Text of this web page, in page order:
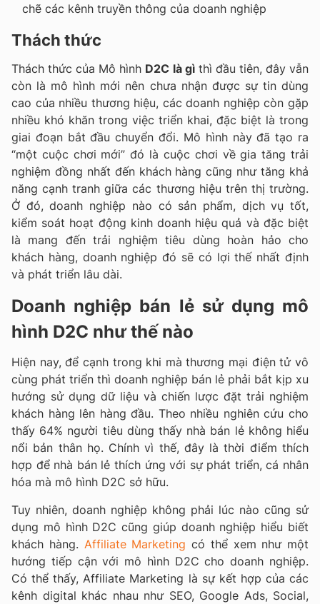
chẽ các kênh truyền thông của doanh nghiệp
Thách thức
Thách thức của Mô hình D2C là gìthì đầu tiên, đây vẫn
còn là mô hình mới nên chưa nhận được sự tin dùng
cao của nhiều thương hiệu, các doanh nghiệp còn gặp
nhiều khó khăn trong việc triển khai, đặc biệt là trong
giai đoạn bắt đầu chuyển đổi. Mô hình này đã tạo ra
“một cuộc chơi mới” đó là cuộc chơi về gia tăng trải
nghiệm đồng nhất đến khách hàng cũng như tăng khả
năng cạnh tranh giữa các thương hiệu trên thị trường.
Ở đó, doanh nghiệp nào có sản phẩm, dịch vụ tốt,
kiểm soát hoạt động kinh doanh hiệu quả và đặc biệt
là mang đến trải nghiệm tiêu dùng hoàn hảo cho
khách hàng, doanh nghiệp đó sẽ có lợi thế nhất định
và phát triển lâu dài.
Doanh nghiệp bán lẻ sử dụng mô
hình D2C như thế nào
Hiện nay, để cạnh trong khi mà thương mại điện tử vô
cùng phát triển thì doanh nghiệp bán lẻ phải bắt kịp xu
hướng sử dụng dữ liệu và chiến lược đặt trải nghiệm
khách hàng lên hàng đầu. Theo nhiều nghiên cứu cho
thấy 64% người tiêu dùng thấy nhà bán lẻ không hiểu
nổi bản thân họ. Chính vì thế, đây là thời điểm thích
hợp để nhà bán lẻ thích ứng với sự phát triển, cá nhân
hóa mà mô hình D2C sở hữu.
Tuy nhiên, doanh nghiệp không phải lúc nào cũng sử
dụng mô hình D2C cũng giúp doanh nghiệp hiểu biết
khách hàng. Affiliate Marketing có thể xem như một
hướng tiếp cận với mô hình D2C cho doanh nghiệp.
Có thể thấy, Affiliate Marketing là sự kết hợp của các
kênh digital khác nhau như SEO, Google Ads, Social,